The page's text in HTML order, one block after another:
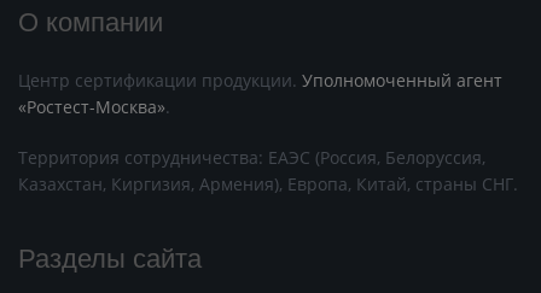
О компании
Центр сертификации продукции. Уполномоченный агент
«Ростест-Москва».
Территория сотрудничества: ЕАЭС (Россия, Белоруссия,
Казахстан, Киргизия, Армения), Европа, Китай, страны СНГ.
Разделы сайта